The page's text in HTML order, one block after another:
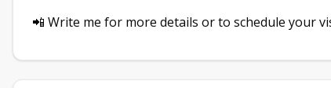
📲 Write me for more details or to schedule your